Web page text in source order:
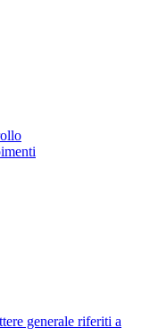
generale riferiti a